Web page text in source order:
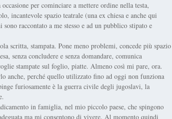
per cominciare a mettere ordine nella testa,
incantevole spazio teatrale (una ex chiesa e anche qui
raccontato a me stesso e ad un pubblico stipato e
scritta, stampata. Pone meno problemi, concede più spazio
senza concludere e senza domandare, comunica
stampate sul foglio, piatte. Almeno così mi pare, ora.
anche, perché quello utilizzato fino ad oggi non funziona
furiosamente è la guerra civile degli jugoslavi, la
in famiglia, nel mio piccolo paese, che spingono
ma mi consentono di vivere. Al momento quindi